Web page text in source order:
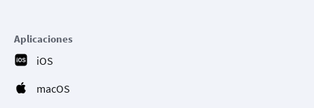
Aplicaciones
iOS
macOS